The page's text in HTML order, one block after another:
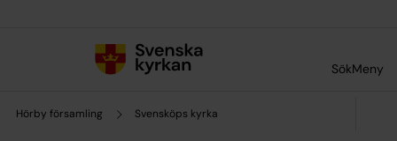
SökMeny
Hörby församling Svensköps kyrka